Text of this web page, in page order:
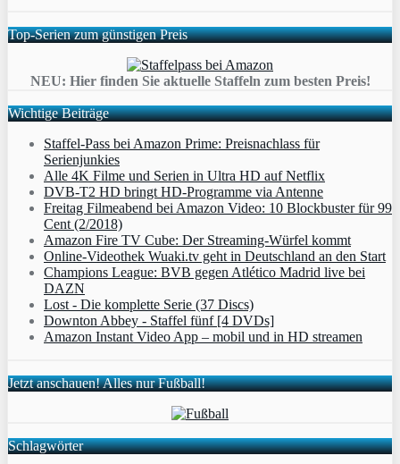
Top-Serien zum günstigen Preis
NEU: Hier finden Sie aktuelle Staffeln zum besten Preis!
Wichtige Beiträge
Staffel-Pass bei Amazon Prime: Preisnachlass für
Serienjunkies
Alle 4K Filme und Serien in Ultra HD auf Netflix
DVB-T2 HD bringt HD-Programme via Antenne
Freitag Filmeabend bei Amazon Video: 10 Blockbuster für 99
Cent (2/2018)
Amazon Fire TV Cube: Der Streaming-Würfel kommt
Online-Videothek Wuaki.tv geht in Deutschland an den Start
Champions League: BVB gegen Atlético Madrid live bei
DAZN
Lost - Die komplette Serie (37 Discs)
Downton Abbey - Staffel fünf [4 DVDs]
Amazon Instant Video App – mobil und in HD streamen
Jetzt anschauen! Alles nur Fußball!
Schlagwörter